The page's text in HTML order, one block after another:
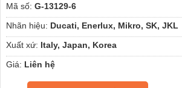
Mã số: G-13129-6
Nhãn hiệu: Ducati, Enerlux, Mikro, SK, JKL
Xuất xứ: Italy, Japan, Korea
Giá: Liên hệ